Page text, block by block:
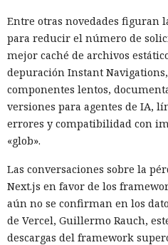
Entre otras novedades figuran
para reducir el número de
mejor caché de archivos
depuración Instant
componentes lentos,
versiones para agentes de IA,
errores y compatibilidad con
«glob».
Las conversaciones sobre la
Next.js en favor de los
aún no se confirman en los
de Vercel, Guillermo Rauch,
descargas del framework